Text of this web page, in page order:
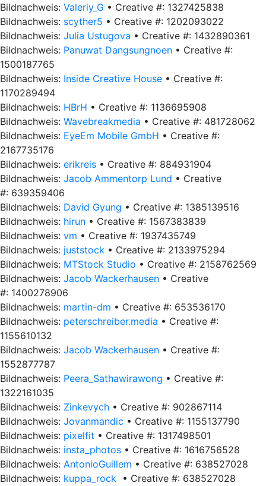
Bildnachweis: Valeriy_G • Creative #: 1327425838
Bildnachweis: scyther5 • Creative #: 1202093022
Bildnachweis: Julia Ustugova • Creative #: 1432890361
Bildnachweis: Panuwat Dangsungnoen • Creative #:
1500187765
Bildnachweis: Inside Creative House • Creative #:
1170289494
Bildnachweis: HBrH • Creative #: 1136695908
Bildnachweis: Wavebreakmedia • Creative #: 481728062
Bildnachweis: EyeEm Mobile GmbH • Creative #:
2167735176
Bildnachweis: erikreis • Creative #: 884931904
Bildnachweis: Jacob Ammentorp Lund • Creative
#: 639359406
Bildnachweis: David Gyung • Creative #: 1385139516
Bildnachweis: hirun • Creative #: 1567383839
Bildnachweis: vm • Creative #: 1937435749
Bildnachweis: juststock • Creative #: 2133975294
Bildnachweis: MTStock Studio • Creative #: 2158762569
Bildnachweis: Jacob Wackerhausen • Creative
#: 1400278906
Bildnachweis: martin-dm • Creative #: 653536170
Bildnachweis: peterschreiber.media • Creative #:
1155610132
Bildnachweis: Jacob Wackerhausen • Creative #:
1552877787
Bildnachweis: Peera_Sathawirawong • Creative #:
1322161035
Bildnachweis: Zinkevych • Creative #: 902867114
Bildnachweis: Jovanmandic • Creative #: 1155137790
Bildnachweis: pixelfit • Creative #: 1317498501
Bildnachweis: insta_photos • Creative #: 1616756528
Bildnachweis: AntonioGuillem • Creative #: 638527028
Bildnachweis: kuppa_rock • Creative #: 638527028